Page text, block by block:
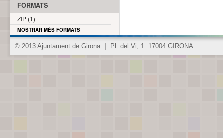
FORMATS
ZIP (1)
MOSTRAR MÉS FORMATS
© 2013 Ajuntament de Girona Pl. del Vi, 1. 17004 GIRONA